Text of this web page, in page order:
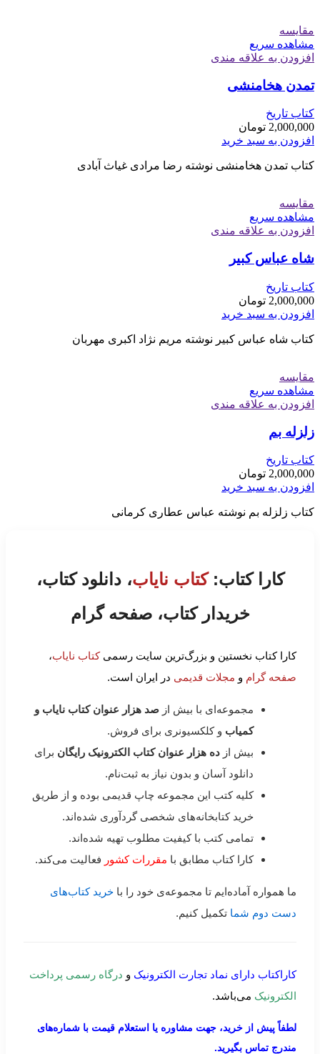
مقایسه
مشاهده سریع
افزودن به علاقه مندی
تمدن هخامنشی
کتاب تاریخ
2,000,000 تومان
افزودن به سبد خرید
کتاب تمدن هخامنشی نوشته رضا مرادی غیاث آبادی
مقایسه
مشاهده سریع
افزودن به علاقه مندی
شاه عباس کبیر
کتاب تاریخ
2,000,000 تومان
افزودن به سبد خرید
کتاب شاه عباس کبیر نوشته مریم نژاد اکبری مهربان
مقایسه
مشاهده سریع
افزودن به علاقه مندی
زلزله بم
کتاب تاریخ
2,000,000 تومان
افزودن به سبد خرید
کتاب زلزله بم نوشته عباس عطاری کرمانی
کارا کتاب:کتاب نایاب، دانلود کتاب،
خریدار کتاب، صفحه گرام
کارا کتاب نخستین و بزرگ‌ترین سایت رسمیکتاب نایاب،
صفحه گرام و مجلات قدیمی در ایران است.
مجموعه‌ای با بیش از صد هزار عنوان کتاب نایاب و
کمیاب و کلکسیونری برای فروش.
بیش از ده هزار عنوان کتاب الکترونیک رایگان برای
دانلود آسان و بدون نیاز به ثبت‌نام.
کلیه کتب این مجموعه چاپ قدیمی بوده و از طریق
خرید کتابخانه‌های شخصی گردآوری شده‌اند.
تمامی کتب با کیفیت مطلوب تهیه شده‌اند.
کارا کتاب مطابق با مقررات کشور فعالیت می‌کند.
ما همواره آماده‌ایم تا مجموعه‌ی خود را با خرید کتاب‌های
دست دوم شما تکمیل کنیم.
کاراکتاب دارای نماد تجارت الکترونیک و درگاه رسمی پرداخت
الکترونیک می‌باشد.
لطفاً پیش از خرید، جهت مشاوره یا استعلام قیمت با شماره‌های
مندرج تماس بگیرید.